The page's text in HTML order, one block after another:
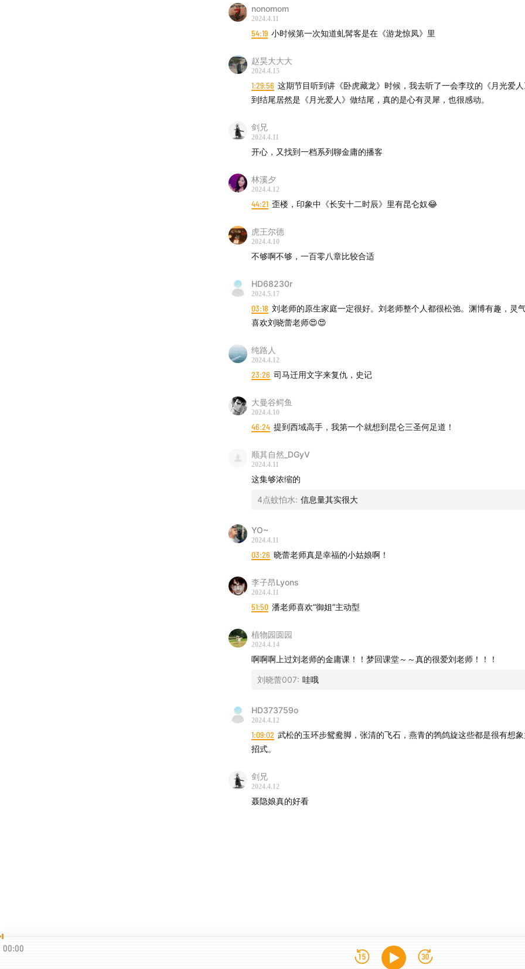
nonomom
2024.4.11
54:19 小时候第一次知道虬髯客是在《游龙惊凤》里
赵昊大大大
2024.4.15
1:29:56 这期节目听到讲《卧虎藏龙》时候，我去听了一会李玟的《月光爱
到结尾居然是《月光爱人》做结尾，真的是心有灵犀，也很感动。
剑兄
2024.4.11
开心，又找到一档系列聊金庸的播客
林溪夕
2024.4.12
44:21 歪楼，印象中《长安十二时辰》里有昆仑奴😂
虎王尔德
2024.4.10
不够啊不够，一百零八章比较合适
HD68230r
2024.5.17
03:18 刘老师的原生家庭一定很好。刘老师整个人都很松弛。渊博有趣，灵
喜欢刘晓蕾老师😍😍
纯路人
2024.4.12
23:26 司马迁用文字来复仇，史记
大曼谷鳄鱼
2024.4.10
46:24 提到西域高手，我第一个就想到昆仑三圣何足道！
顺其自然_DGyV
2024.4.11
这集够浓缩的
4点蚊怕水: 信息量其实很大
YO~
2024.4.11
03:26 晓蕾老师真是幸福的小姑娘啊！
李子昂Lyons
2024.4.11
51:50 潘老师喜欢“御姐”主动型
植物园圆园
2024.4.14
啊啊啊上过刘老师的金庸课！！梦回课堂～～真的很爱刘老师！！！
刘晓蕾007: 哇哦
HD373759o
2024.4.12
1:09:02 武松的玉环步鸳鸯脚，张清的飞石，燕青的鹁鸽旋这些都是很有想
招式。
剑兄
2024.4.12
聂隐娘真的好看
00:00